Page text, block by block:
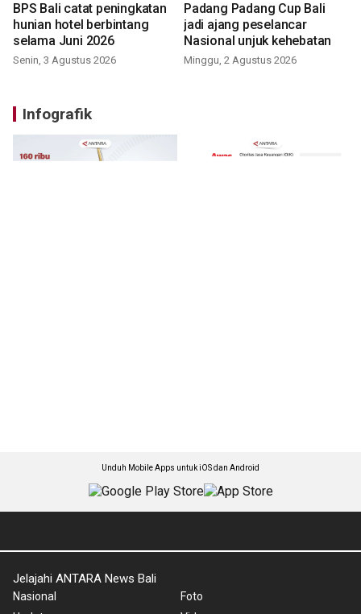
BPS Bali catat peningkatan
hunian hotel berbintang
selama Juni 2026
Senin, 3 Agustus 2026
Padang Padang Cup Bali
jadi ajang peselancar
Nasional unjuk kehebatan
Minggu, 2 Agustus 2026
Infografik
Unduh Mobile Apps untuk iOS dan Android
Jelajahi ANTARA News Bali
Nasional
Foto